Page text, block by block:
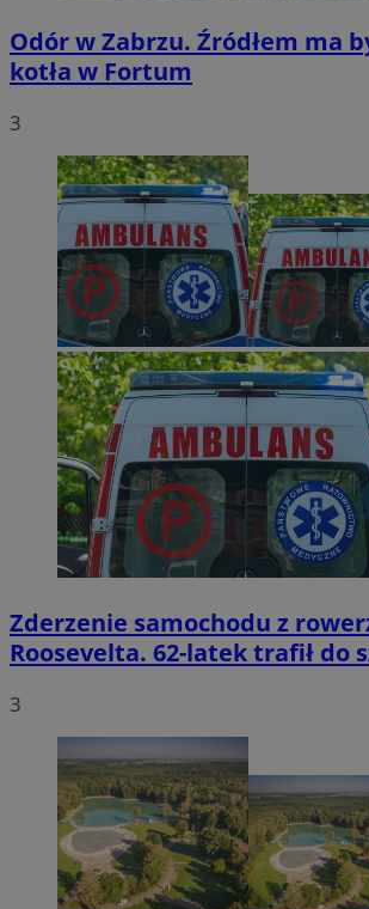
Odór w Zabrzu. Źródłem ma
kotła w Fortum
3
Zderzenie samochodu z
Roosevelta. 62-latek trafił do
3